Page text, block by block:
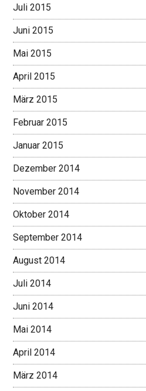
Juli 2015
Juni 2015
Mai 2015
April 2015
März 2015
Februar 2015
Januar 2015
Dezember 2014
November 2014
Oktober 2014
September 2014
August 2014
Juli 2014
Juni 2014
Mai 2014
April 2014
März 2014